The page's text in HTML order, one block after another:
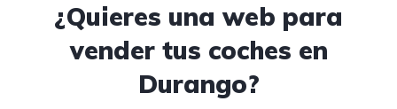
¿Quieres una web para
vender tus coches en
Durango?